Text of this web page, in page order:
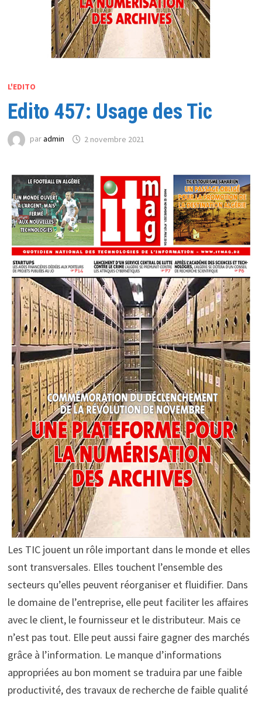
L'EDITO
Edito 457: Usage des Tic
paradmin 2 novembre 2021
Les TIC jouent un rôle important dans le monde et elles
sont transversales. Elles touchent l’ensemble des
secteurs qu’elles peuvent réorganiser et fluidifier. Dans
le domaine de l’entreprise, elle peut faciliter les affaires
avec le client, le fournisseur et le distributeur. Mais ce
n’est pas tout. Elle peut aussi faire gagner des marchés
grâce à l’information. Le manque d’informations
appropriées au bon moment se traduira par une faible
productivité, des travaux de recherche de faible qualité